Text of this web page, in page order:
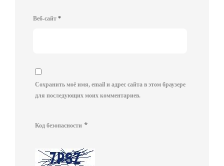
Веб-сайт *
Сохранить моё имя, email и адрес сайта в этом браузере
для последующих моих комментариев.
Код безопасности *